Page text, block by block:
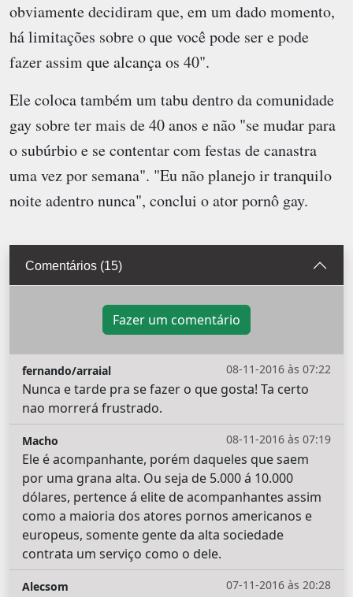
obviamente decidiram que, em um dado momento,
há limitações sobre o que você pode ser e pode
fazer assim que alcança os 40".
Ele coloca também um tabu dentro da comunidade
gay sobre ter mais de 40 anos e não "se mudar para
o subúrbio e se contentar com festas de canastra
uma vez por semana". "Eu não planejo ir tranquilo
noite adentro nunca", conclui o ator pornô gay.
Comentários (15)
Fazer um comentário
08-11-2016 às 07:22
fernando/arraial
Nunca e tarde pra se fazer o que gosta! Ta certo
nao morrerá frustrado.
08-11-2016 às 07:19
Macho
Ele é acompanhante, porém daqueles que saem
por uma grana alta. Ou seja de 5.000 á 10.000
dólares, pertence á elite de acompanhantes assim
como a maioria dos atores pornos americanos e
europeus, somente gente da alta sociedade
contrata um serviço como o dele.
07-11-2016 às 20:28
Alecsom